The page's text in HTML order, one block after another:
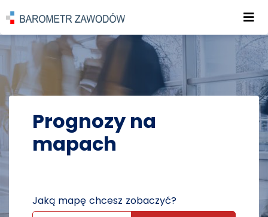
POWRÓT DO STRONY GŁÓWNEJ
PROGNOZY PROGNOZY NA MAPACH
Prognozy na
mapach
Jaką mapę chcesz zobaczyć?